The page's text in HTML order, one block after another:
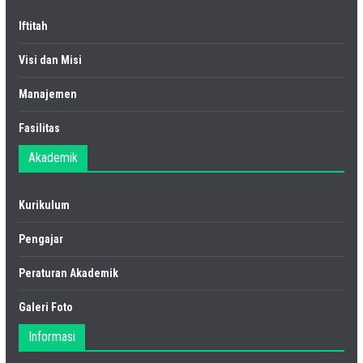
Iftitah
Visi dan Misi
Manajemen
Fasilitas
Akademik
Kurikulum
Pengajar
Peraturan Akademik
Galeri Foto
Informasi